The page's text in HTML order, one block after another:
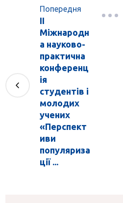
Попередня
ІІ
Міжнародн
а науково-
практична
конференц
ія
студентів і
молодих
учених
«Перспект
иви
популяриза
ції ...